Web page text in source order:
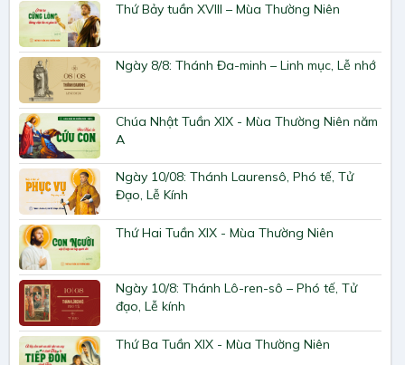
Thứ Bảy tuần XVIII – Mùa Thường Niên
Ngày 8/8: Thánh Đa-minh – Linh mục, Lễ nhớ
Chúa Nhật Tuần XIX - Mùa Thường Niên năm
A
Ngày 10/08: Thánh Laurensô, Phó tế, Tử
Đạo, Lễ Kính
Thứ Hai Tuần XIX - Mùa Thường Niên
Ngày 10/8: Thánh Lô-ren-sô – Phó tế, Tử
đạo, Lễ kính
Thứ Ba Tuần XIX - Mùa Thường Niên